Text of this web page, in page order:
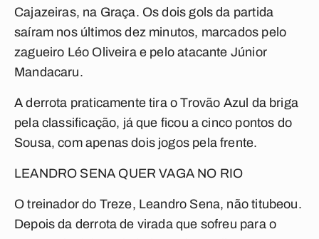
Cajazeiras, na Graça. Os dois gols da partida
saíram nos últimos dez minutos, marcados pelo
zagueiro Léo Oliveira e pelo atacante Júnior
Mandacaru.
A derrota praticamente tira o Trovão Azul da briga
pela classificação, já que ficou a cinco pontos do
Sousa, com apenas dois jogos pela frente.
LEANDRO SENA QUER VAGA NO RIO
O treinador do Treze, Leandro Sena, não titubeou.
Depois da derrota de virada que sofreu para o